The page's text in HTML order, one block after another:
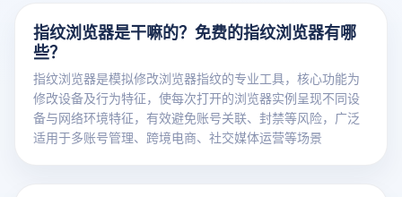
指纹浏览器是干嘛的？免费的指纹浏览器有哪
些？
指纹浏览器是模拟修改浏览器指纹的专业工具，核心功能为
修改设备及行为特征，使每次打开的浏览器实例呈现不同设
备与网络环境特征，有效避免账号关联、封禁等风险，广泛
适用于多账号管理、跨境电商、社交媒体运营等场景